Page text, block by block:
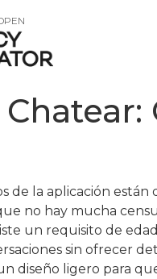
la aplicación están
no hay mucha
un requisito de
sin ofrecer
diseño ligero para